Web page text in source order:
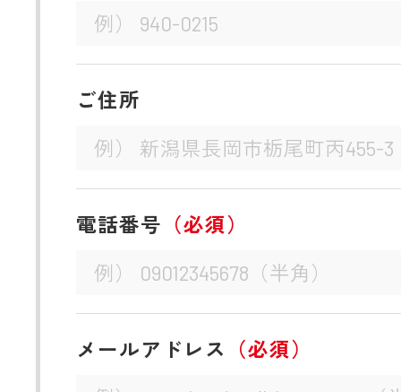
ご住所
電話番号 （必須）
メールアドレス （必須）